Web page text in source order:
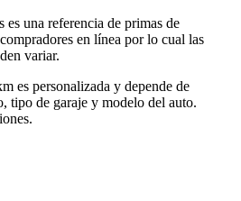
una referencia de primas de
en línea por lo cual las
variar.
es personalizada y depende de
tipo de garaje y modelo del auto.